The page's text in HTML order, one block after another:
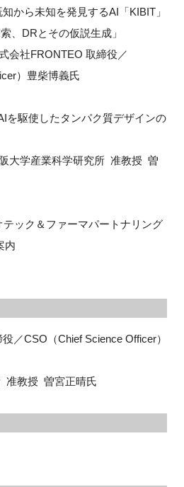
から未知を発見するAI「KIBIT」
、DRとその仮説生成」
取締役／
）豊柴博義氏
駆使したタンパク質デザインの
業科学研究所 准教授 曽
ク＆ファーマパートナリング
内
／CSO（Chief Science Officer）
准教授 曽宮正晴氏